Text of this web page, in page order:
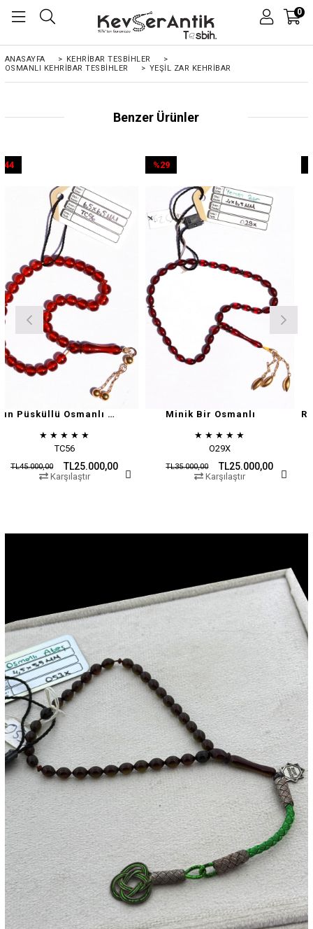
0
ANASAYFA > KEHRIBAR TESBIHLER
>
OSMANLI KEHRİBAR TESBİHLER
> YEŞIL ZAR KEHRIBAR
Benzer Ürünler
Altın Püsküllü Osmanlı Zar
Minik Bir Osmanlı
TL25.000,00
TL35.000,00
%29İndirim
TL45.000,00
%44İndirim